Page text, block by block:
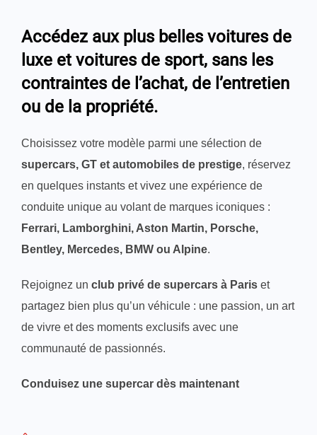
Accédez aux plus bellesvoitures de
luxe et voitures de sport, sans les
contraintes de l’achat, de l’entretien
ou de la propriété.
Choisissez votre modèle parmi une sélection de
supercars, GT et automobiles de prestige, réservez
en quelques instants et vivez une expérience de
conduite unique au volant de marques iconiques :
Ferrari, Lamborghini, Aston Martin, Porsche,
Bentley, Mercedes, BMW ou Alpine.
Rejoignez un club privé de supercars à Paris et
partagez bien plus qu’un véhicule : une passion, un art
de vivre et des moments exclusifs avec une
communauté de passionnés.
Conduisez une supercar dès maintenant